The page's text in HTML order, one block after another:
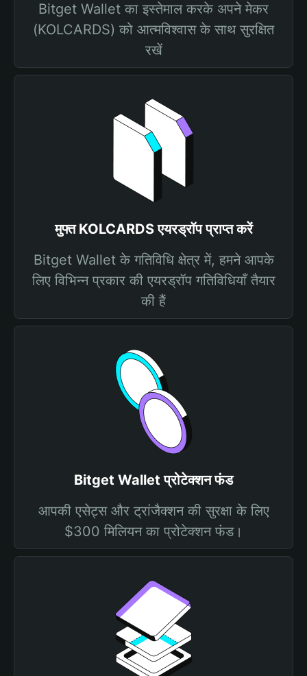
Bitget Wallet का इस्तेमाल करके अपने मेकर
(KOLCARDS) को आत्मविश्वास के साथ सुरक्षित
रखें
मुफ्त KOLCARDS एयरड्रॉप प्राप्त करें
Bitget Wallet के गतिविधि क्षेत्र में, हमने आपके
लिए विभिन्न प्रकार की एयरड्रॉप गतिविधियाँ तैयार
की हैं
Bitget Wallet प्रोटेक्शन फंड
आपकी एसेट्स और ट्रांजैक्शन की सुरक्षा के लिए
$300 मिलियन का प्रोटेक्शन फंड।